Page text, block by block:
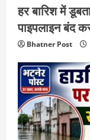
हर बारिश में
पाइपलाइन बंद
Bhatner Post